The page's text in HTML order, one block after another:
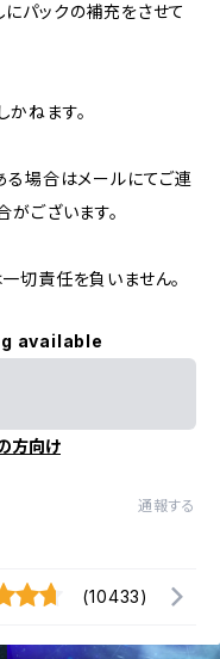
パックの補充をさせて
ねます。
る場合はメールにてご連
がございます。
切責任を負いません。
available
方向け
通報する
(10433)